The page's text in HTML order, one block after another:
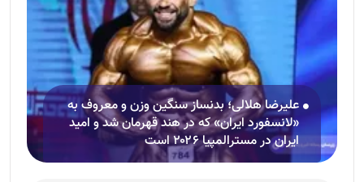
علیرضا هلالی؛ بدنساز سنگین وزن و معروف به
«لانسفورد ایران» که در هند قهرمان شد و امید
ایران در مسترالمپیا ۲۰۲۶ است